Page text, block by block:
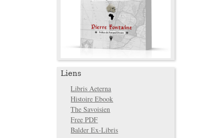
Liens
Libris Aeterna
Histoire Ebook
The Savoisien
Free PDF
Balder Ex-Libris